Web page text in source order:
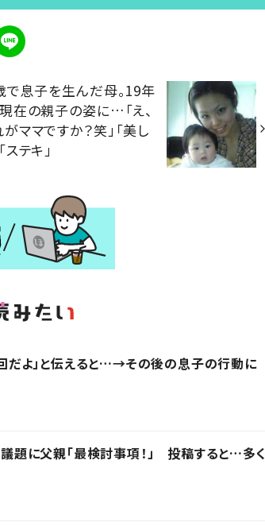
で息子を生んだ母。19年
在の親子の姿に…「え、
ママですか？笑」「美し
ステキ」
だよ」と伝えると…→その後の息子の行動に
題に父親「最検討事項！」 投稿すると…多く